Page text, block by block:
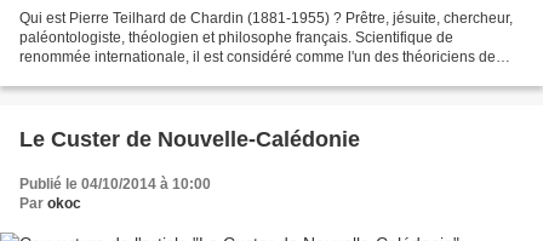
Qui est Pierre Teilhard de Chardin (1881-1955) ? Prêtre, jésuite, chercheur,
paléontologiste, théologien et philosophe français. Scientifique de
renommée internationale, il est considéré comme l'un des théoriciens de
Le Custer de Nouvelle-Calédonie
Publié le 04/10/2014 à 10:00
Par okoc